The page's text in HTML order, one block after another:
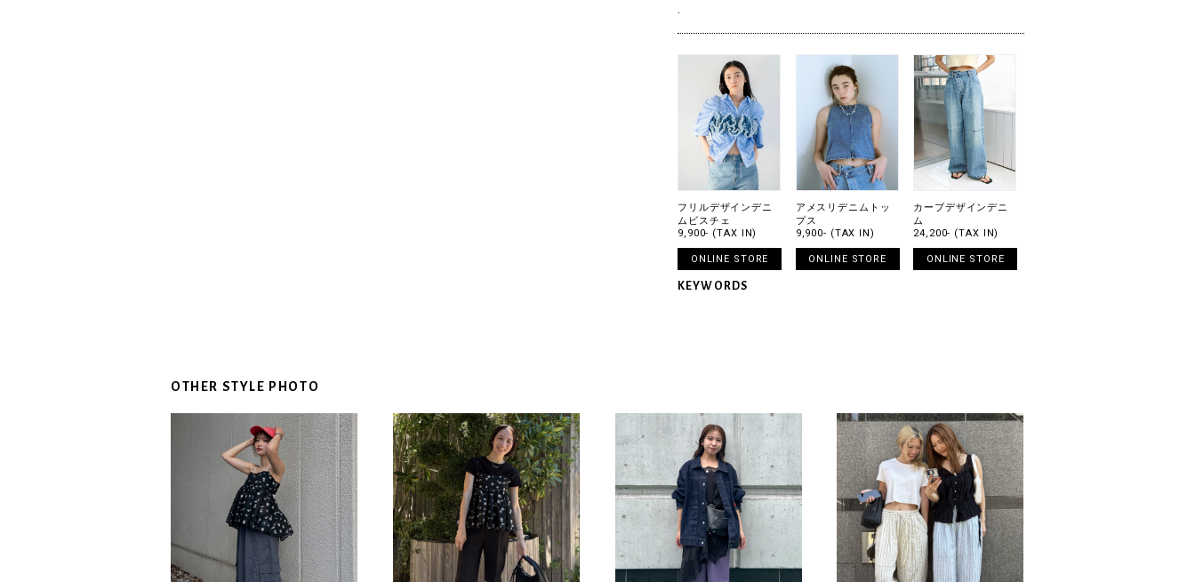
フリルデザインデニ
ムビスチェ
9,900- (TAX IN)
ONLINE STORE
アメスリデニムトッ
プス
9,900- (TAX IN)
ONLINE STORE
カーブデザインデニ
ム
24,200- (TAX IN)
ONLINE STORE
KEYWORDS
OTHER STYLE PHOTO